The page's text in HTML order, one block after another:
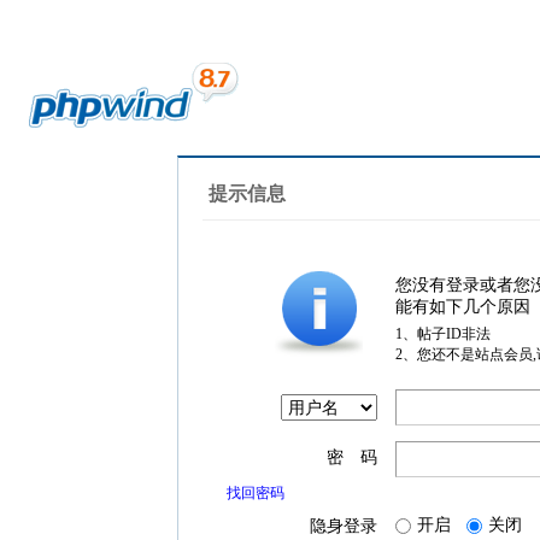
提示信息
您没有登录或者您
能有如下几个原因
1、帖子ID非法
2、您还不是站点会员
密 码
找回密码
隐身登录 开启 关闭